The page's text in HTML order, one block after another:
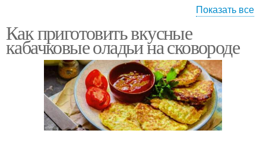
Диетические оладьи
хлопьями
Оладьи с болгарским
перцем
"вегетарианские
оладьи
Показать все
Как приготовить вкусные
кабачковые оладьи на сковороде